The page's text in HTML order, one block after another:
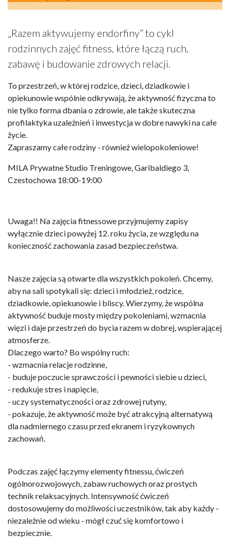
„Razem aktywujemy endorfiny” to cykl
rodzinnych zajęć fitness, które łączą ruch,
zabawę i budowanie zdrowych relacji.
To przestrzeń, w której rodzice, dzieci, dziadkowie i
opiekunowie wspólnie odkrywają, że aktywność fizyczna to
nie tylko forma dbania o zdrowie, ale także skuteczna
profilaktyka uzależnień i inwestycja w dobre nawyki na całe
życie.
Zapraszamy całe rodziny - również wielopokoleniowe!
MILA Prywatne Studio Treningowe, Garibaldiego 3,
Czestochowa 18:00-19:00
Uwaga!! Na zajęcia fitnessowe przyjmujemy zapisy
wyłącznie dzieci powyżej 12. roku życia, ze względu na
konieczność zachowania zasad bezpieczeństwa.
Nasze zajęcia są otwarte dla wszystkich pokoleń. Chcemy,
aby na sali spotykali się: dzieci i młodzież, rodzice,
dziadkowie, opiekunowie i bliscy. Wierzymy, że wspólna
aktywność buduje mosty między pokoleniami, wzmacnia
więzi i daje przestrzeń do bycia razem w dobrej, wspierającej
atmosferze.
Dlaczego warto? Bo wspólny ruch:
- wzmacnia relacje rodzinne,
- buduje poczucie sprawczości i pewności siebie u dzieci,
- redukuje stres i napięcie,
- uczy systematyczności oraz zdrowej rutyny,
- pokazuje, że aktywność może być atrakcyjną alternatywą
dla nadmiernego czasu przed ekranem i ryzykownych
zachowań.
Podczas zajęć łączymy elementy fitnessu, ćwiczeń
ogólnorozwojowych, zabaw ruchowych oraz prostych
technik relaksacyjnych. Intensywność ćwiczeń
dostosowujemy do możliwości uczestników, tak aby każdy -
niezależnie od wieku - mógł czuć się komfortowo i
bezpiecznie.